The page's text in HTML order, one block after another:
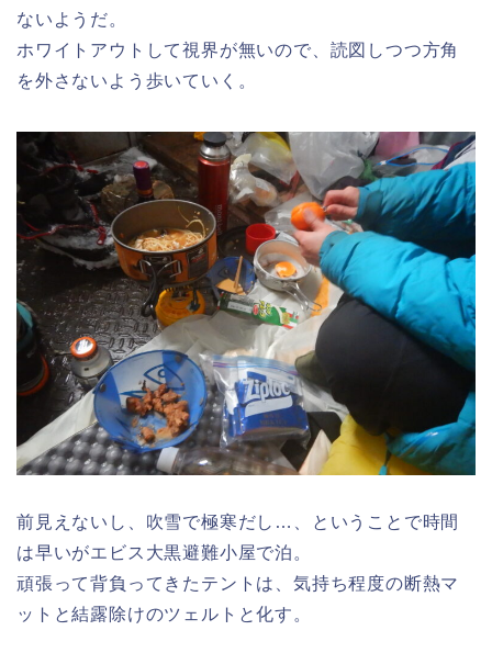
ないようだ。
ホワイトアウトして視界が無いので、読図しつつ方角
を外さないよう歩いていく。
前見えないし、吹雪で極寒だし…、ということで時間
は早いがエビス大黒避難小屋で泊。
頑張って背負ってきたテントは、気持ち程度の断熱マ
ットと結露除けのツェルトと化す。